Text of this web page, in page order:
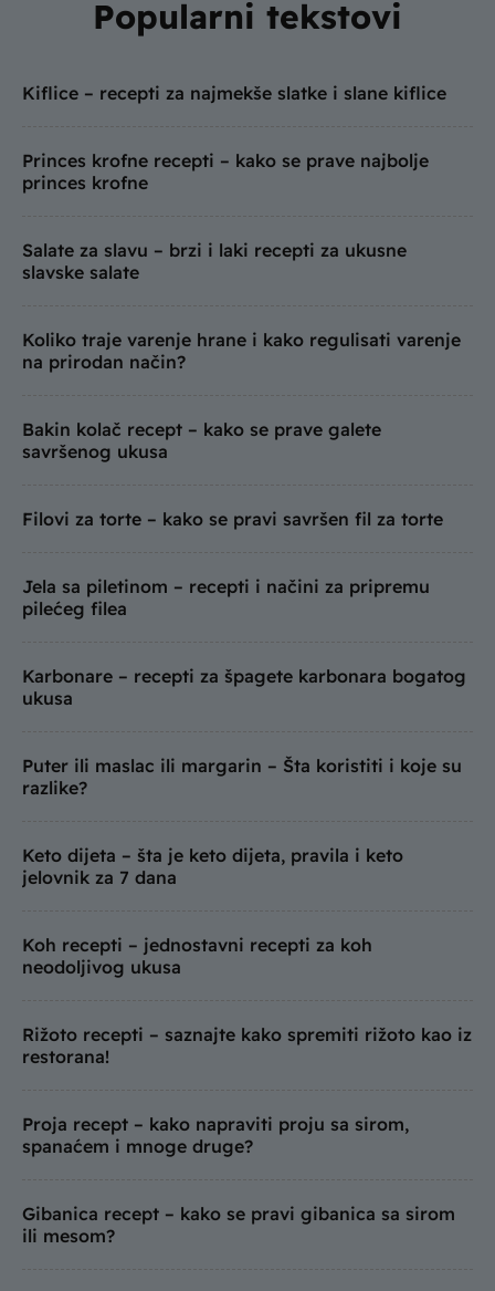
Popularni tekstovi
Kiflice – recepti za najmekše slatke i slane kiflice
Princes krofne recepti – kako se prave najbolje
princes krofne
Salate za slavu – brzi i laki recepti za ukusne
slavske salate
Koliko traje varenje hrane i kako regulisati varenje
na prirodan način?
Bakin kolač recept – kako se prave galete
savršenog ukusa
Filovi za torte – kako se pravi savršen fil za torte
Jela sa piletinom – recepti i načini za pripremu
pilećeg filea
Karbonare – recepti za špagete karbonara bogatog
ukusa
Puter ili maslac ili margarin – Šta koristiti i koje su
razlike?
Keto dijeta – šta je keto dijeta, pravila i keto
jelovnik za 7 dana
Koh recepti – jednostavni recepti za koh
neodoljivog ukusa
Rižoto recepti – saznajte kako spremiti rižoto kao iz
restorana!
Proja recept – kako napraviti proju sa sirom,
spanaćem i mnoge druge?
Gibanica recept – kako se pravi gibanica sa sirom
ili mesom?